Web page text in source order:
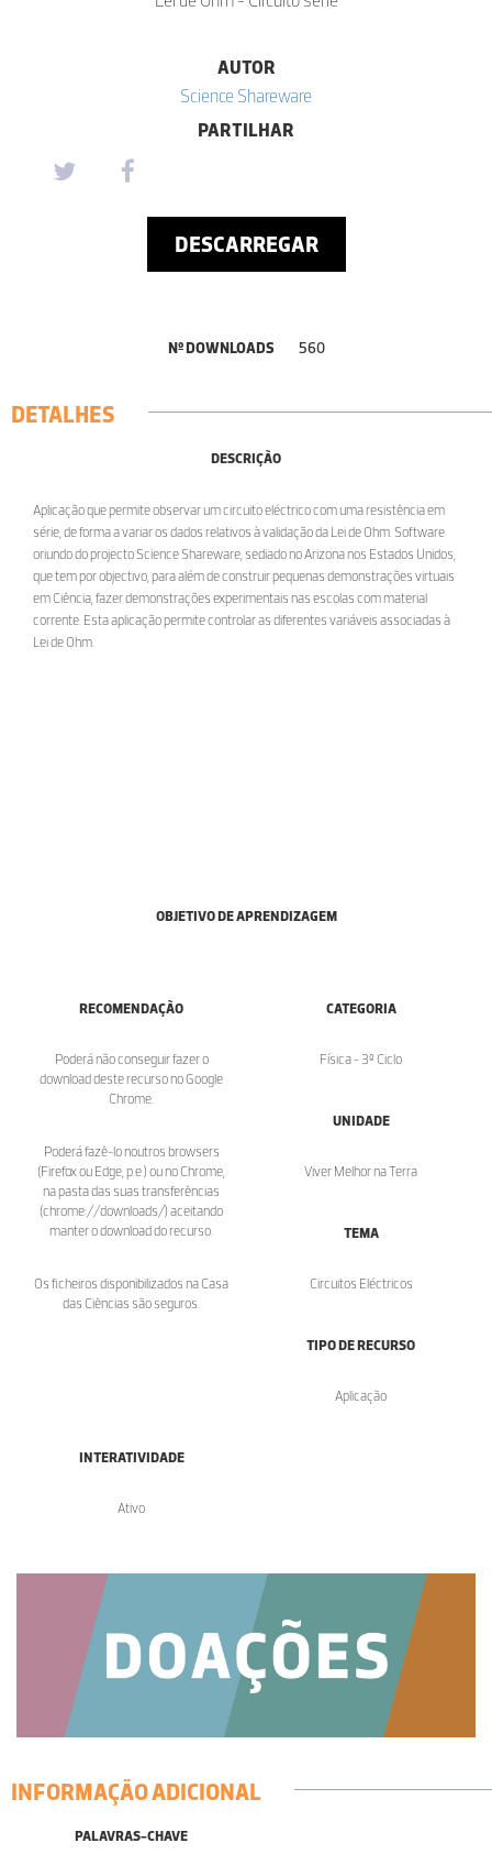
AUTOR
Science Shareware
PARTILHAR
DESCARREGAR
Nº DOWNLOADS 560
DETALHES
DESCRIÇÃO
Aplicação que permite observar um circuito eléctrico com uma resistência em
série, de forma a variar os dados relativos à validação da Lei de Ohm. Software
oriundo do projecto Science Shareware, sediado no Arizona nos Estados Unidos,
que tem por objectivo, para além de construir pequenas demonstrações virtuais
em Ciência, fazer demonstrações experimentais nas escolas com material
corrente. Esta aplicação permite controlar as diferentes variáveis associadas à
Lei de Ohm.
OBJETIVO DE APRENDIZAGEM
RECOMENDAÇÃO
Poderá não conseguir fazer o
download deste recurso no Google
Chrome.
Poderá fazê-lo noutros browsers
(Firefox ou Edge, p.e.) ou no Chrome,
na pasta das suas transferências
(chrome://downloads/) aceitando
manter o download do recurso.
Os ficheiros disponibilizados na Casa
das Ciências são seguros.
CATEGORIA
Física - 3º Ciclo
UNIDADE
Viver Melhor na Terra
TEMA
Circuitos Eléctricos
TIPO DE RECURSO
Aplicação
INTERATIVIDADE
Ativo
INFORMAÇÃO ADICIONAL
PALAVRAS-CHAVE